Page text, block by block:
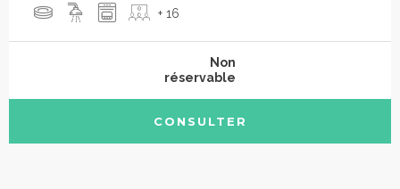
+ 16
Non
réservable
CONSULTER